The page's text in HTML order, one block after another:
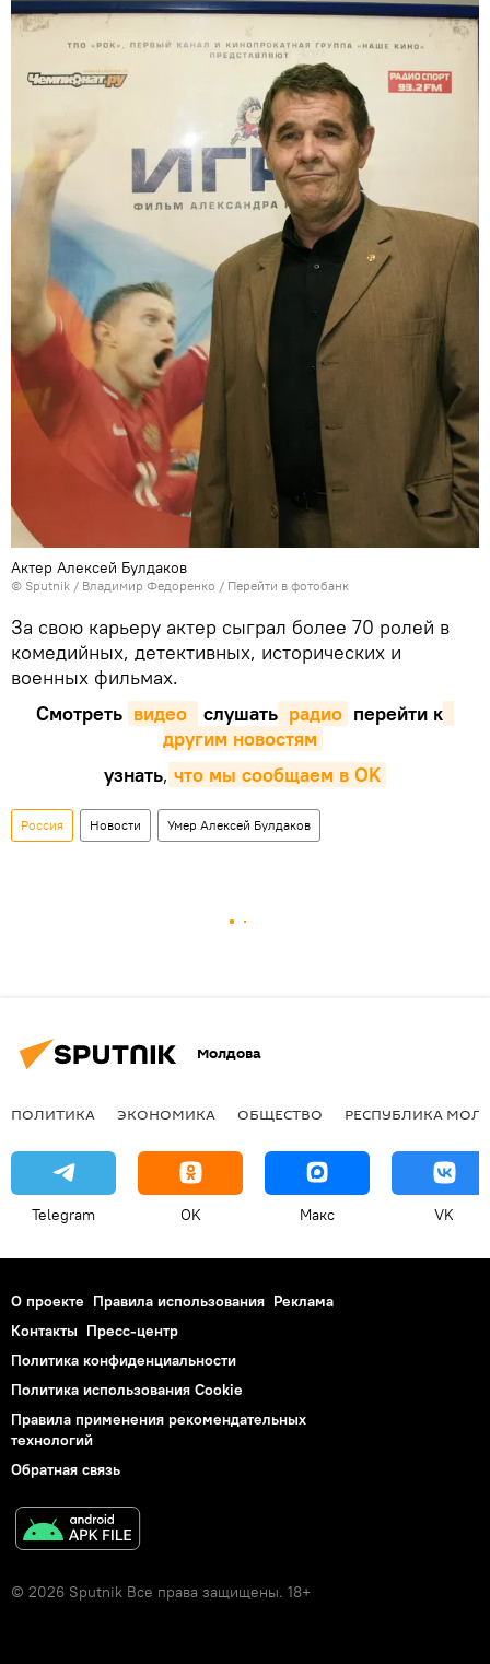
Актер Алексей Булдаков
© Sputnik / Владимир Федоренко / Перейти в фотобанк
За свою карьеру актер сыграл более 70 ролей в
комедийных, детективных, исторических и
военных фильмах.
Смотреть видео слушать радио перейти к
другим новостям
узнать, что мы сообщаем в OK
Россия Новости Умер Алексей Булдаков
Молдова
ПОЛИТИКА ЭКОНОМИКА ОБЩЕСТВО РЕСПУБЛИКА
Telegram OK Макс VK
О проекте Правила использования Реклама
Контакты Пресс-центр
Политика конфиденциальности
Политика использования Cookie
Правила применения рекомендательных
технологий
Обратная связь
© 2026 Sputnik Все права защищены. 18+